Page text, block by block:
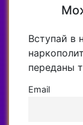
Вступай в
переданы
Email